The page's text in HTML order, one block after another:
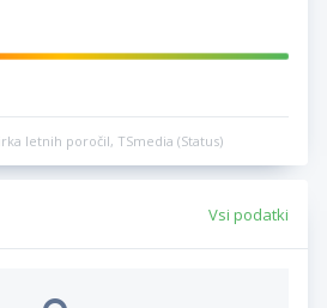
letnih poročil, TSmedia (Status)
Vsi podatki